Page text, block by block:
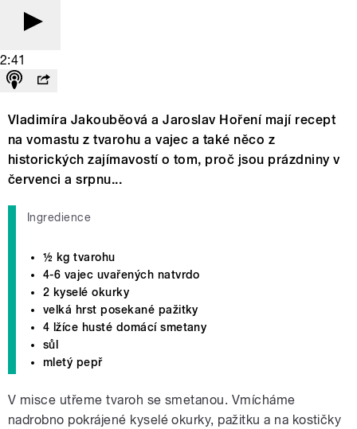
2:41
Vladimíra Jakouběová a Jaroslav Hoření mají recept
na vomastu z tvarohu a vajec a také něco z
historických zajímavostí o tom, proč jsou prázdniny v
červenci a srpnu...
Ingredience
½ kg tvarohu
4-6 vajec uvařených natvrdo
2 kyselé okurky
velká hrst posekané pažitky
4 lžíce husté domácí smetany
sůl
mletý pepř
V misce utřeme tvaroh se smetanou. Vmícháme
nadrobno pokrájené kyselé okurky, pažitku a na kostičky